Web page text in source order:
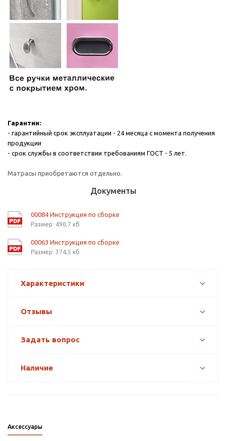
Гарантии:
- гарантийный срок эксплуатации - 24 месяца с момента получения
продукции
- срок службы в соответствии требованиям ГОСТ - 5 лет.
Матрасы приобретаются отдельно.
Документы
00084 Инструкция по сборке
Размер: 490,7 кб
00063 Инструкция по сборке
Размер: 374,5 кб
Характеристики
Отзывы
Задать вопрос
Наличие
Аксессуары